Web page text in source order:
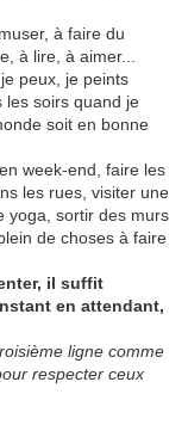
à faire du
à lire, à aimer...
peux, je peints
les soirs quand je
soit en bonne
week-end, faire les
les rues, visiter une
yoga, sortir des murs
de choses à faire
il suffit
en attendant,
ligne comme
respecter ceux